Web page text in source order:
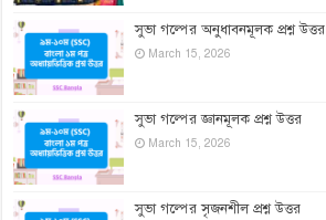
সুভা গল্পের অনুধাবনমূলক প্রশ্ন উত্তর
March 15, 2026
সুভা গল্পের জ্ঞানমূলক প্রশ্ন উত্তর
March 15, 2026
সুভা গল্পের সৃজনশীল প্রশ্ন উত্তর